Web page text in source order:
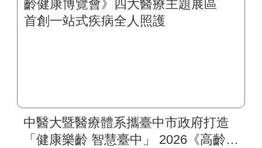
中醫大暨醫療體系攜臺中市政府打造
「健康樂齡 智慧臺中」 2026《高齡健